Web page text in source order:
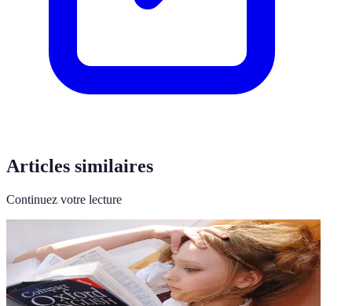
Articles similaires
Continuez votre lecture